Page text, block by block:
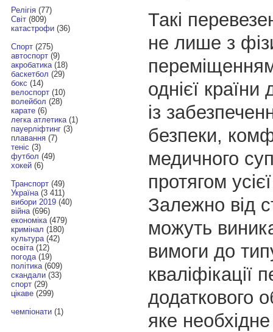
Релігія(77)
Світ(809)
катастрофи(36)
Спорт(275)
автоспорт(9)
акробатика(18)
баскетбол (29)
бокс (14)
велоспорт(10)
волейбол (28)
карате(6)
легка атлетика(1)
пауерліфтинг(3)
плавання(7)
теніс (3)
футбол (49)
хокей(6)
Транспорт(49)
Україна(3 411)
вибори 2019(40)
війна(696)
економіка(479)
кримінал (180)
культура(42)
освіта(12)
погода(19)
політика(609)
скандали(33)
спорт(29)
цікаве(299)
чемпіонати(1)
Такі
не лише з
однієї країни
із
безпеки,
медичного
протягом
Залежно від
можуть
вимоги до
кваліфікації
додаткового
яке